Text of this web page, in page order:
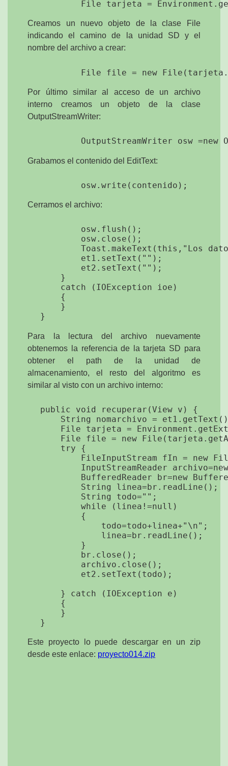
Creamos un nuevo objeto de la clase File
indicando el camino de la unidad SD y el
nombre del archivo a crear:
Por último similar al acceso de un archivo
interno creamos un objeto de la clase
OutputStreamWriter:
Grabamos el contenido del EditText:
Cerramos el archivo:
            osw.flush();
            osw.close();
Toast.makeText(this,"Los
            et1.setText("");
            et2.setText("");
        }
        catch (IOException ioe)
        {
        }
Para la lectura del archivo nuevamente
obtenemos la referencia de la tarjeta SD para
obtener el path de la unidad de
almacenamiento, el resto del algoritmo es
similar al visto con un archivo interno:
    public void recuperar(View v) {
String nomarchivo =
File tarjeta =
File file = new
        try {
FileInputStream fIn =
InputStreamReader
BufferedReader br=new
            String linea=br.readLine();
            String todo="";
            while (linea!=null)
            {
                todo=todo+linea+"\n";
                linea=br.readLine();
            }
            br.close();
            archivo.close();
            et2.setText(todo);
        } catch (IOException e)
        {
        }
Este proyecto lo puede descargar en un zip
desde este enlace: proyecto014.zip